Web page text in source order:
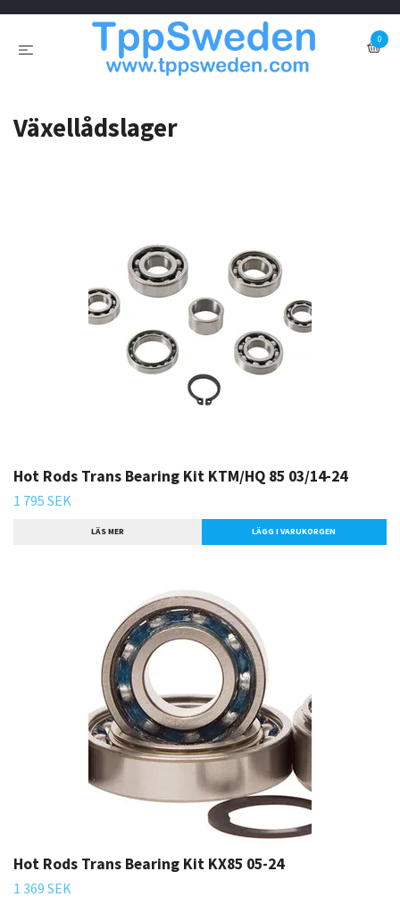
0
Växellådslager
Hot Rods Trans Bearing Kit KTM/HQ 85 03/14-24
1 795 SEK
LÄS MER
Hot Rods Trans Bearing Kit KX85 05-24
1 369 SEK